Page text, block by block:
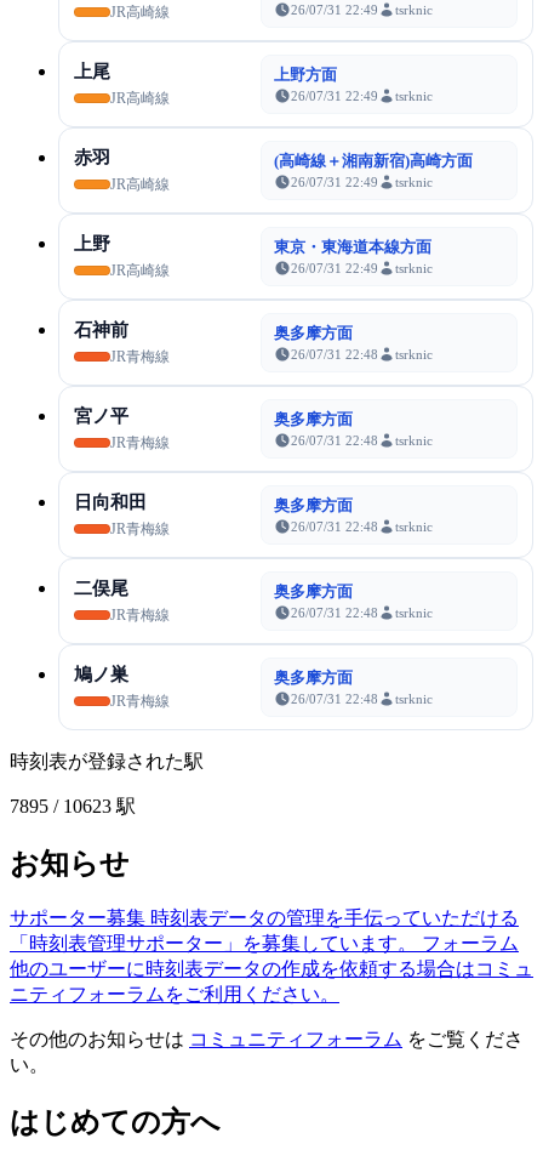
JR高崎線 26/07/31 22:49 tsrknic
上尾
JR高崎線
上野方面
26/07/31 22:49 tsrknic
赤羽
JR高崎線
(高崎線＋湘南新宿)高崎方面
26/07/31 22:49 tsrknic
上野
JR高崎線
東京・東海道本線方面
26/07/31 22:49 tsrknic
石神前
JR青梅線
奥多摩方面
26/07/31 22:48 tsrknic
宮ノ平
JR青梅線
奥多摩方面
26/07/31 22:48 tsrknic
日向和田
JR青梅線
奥多摩方面
26/07/31 22:48 tsrknic
二俣尾
JR青梅線
奥多摩方面
26/07/31 22:48 tsrknic
鳩ノ巣
JR青梅線
奥多摩方面
26/07/31 22:48 tsrknic
時刻表が登録された駅
7895 / 10623 駅
お知らせ
サポーター募集 時刻表データの管理を手伝っていただける
「時刻表管理サポーター」を募集しています。
フォーラム
他のユーザーに時刻表データの作成を依頼する場合はコミュ
ニティフォーラムをご利用ください。
その他のお知らせは コミュニティフォーラム をご覧くださ
い。
はじめての方へ